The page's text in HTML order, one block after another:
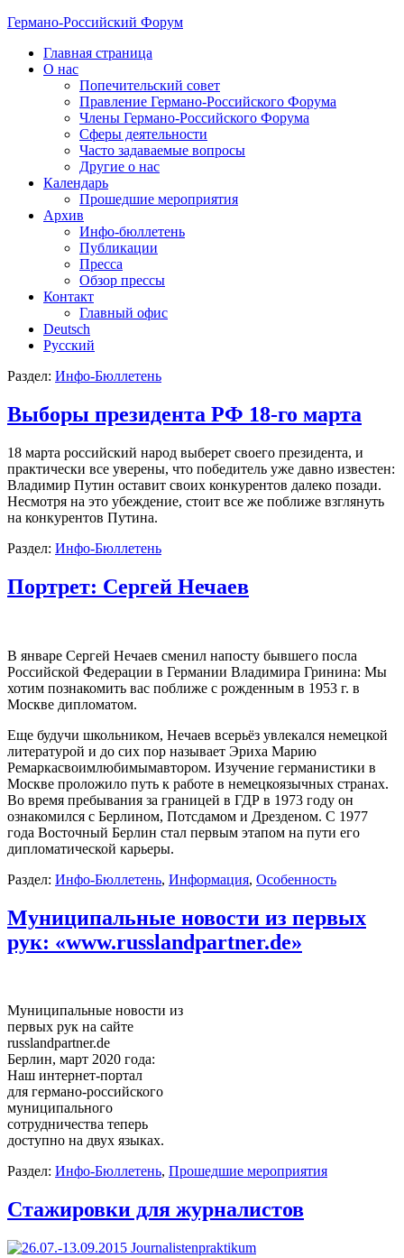
Германо-Российский Форум
Главная страница
О нас
Попечительский совет
Правление Германо-Российского Форума
Члены Германо-Российского Форума
Сферы деятельности
Часто задаваемые вопросы
Другие о нас
Календарь
Прошедшие мероприятия
Архив
Инфо-бюллетень
Публикации
Пресса
Обзор прессы
Контакт
Главный офис
Deutsch
Русский
Раздел: Инфо-Бюллетень
Выборы президента РФ 18-го марта
18 марта российский народ выберет своего президента, и
практически все уверены, что победитель уже давно известен:
Владимир Путин оставит своих конкурентов далеко позади.
Несмотря на это убеждение, стоит все же поближе взглянуть
на конкурентов Путина.
Раздел: Инфо-Бюллетень
Портрет: Сергей Нечаев
В январе Сергей Нечаев сменил напосту бывшего посла
Российской Федерации в Германии Владимира Гринина: Мы
хотим познакомить вас поближе с рожденным в 1953 г. в
Москве дипломатом.
Еще будучи школьником, Нечаев всерьёз увлекался немецкой
литературой и до сих пор называет Эриха Марию
Ремаркасвоимлюбимымавтором. Изучение германистики в
Москве проложило путь к работе в немецкоязычных странах.
Во время пребывания за границей в ГДР в 1973 году он
ознакомился с Берлином, Потсдамом и Дрезденом. С 1977
года Восточный Берлин стал первым этапом на пути его
дипломатической карьеры.
Раздел: Инфо-Бюллетень, Информация, Особенность
Муниципальные новости из первых
рук: «www.russlandpartner.de»
Муниципальные новости из
первых рук на сайте
russlandpartner.de
Берлин, март 2020 года:
Наш интернет-портал
для германо-российского
муниципального
сотрудничества теперь
доступно на двух языках.
Раздел: Инфо-Бюллетень, Прошедшие мероприятия
Стажировки для журналистов